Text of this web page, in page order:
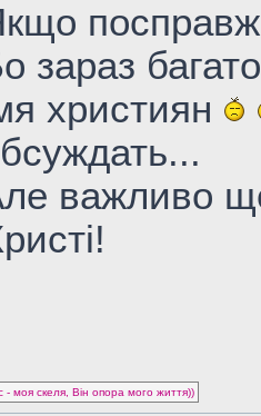
зараз
християн
важливо
- моя скеля, Він опора мого життя))